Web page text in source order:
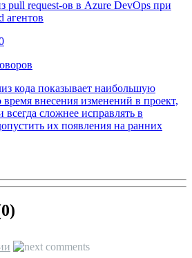
pull request-ов в Azure DevOps при
агентов
кода показывает наибольшую
время внесения изменений в проект,
сложнее исправлять в
их появления на ранних
0)